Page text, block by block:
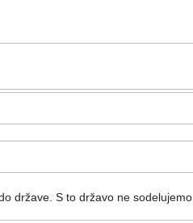
države. S to državo ne sodelujemo